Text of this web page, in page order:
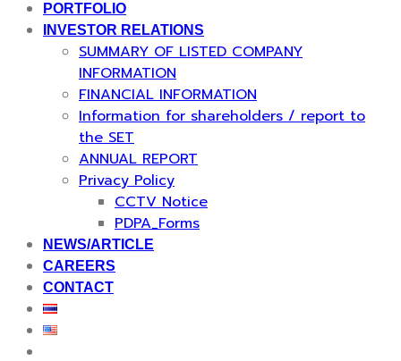
PORTFOLIO
INVESTOR RELATIONS
SUMMARY OF LISTED COMPANY
INFORMATION
FINANCIAL INFORMATION
Information for shareholders / report to
the SET
ANNUAL REPORT
Privacy Policy
CCTV Notice
PDPA_Forms
NEWS/ARTICLE
CAREERS
CONTACT